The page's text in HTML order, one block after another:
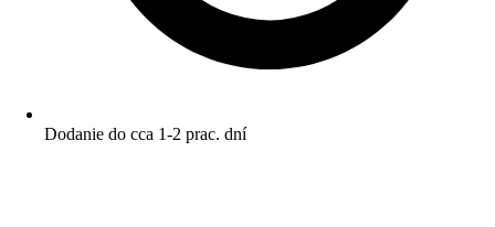
Dodanie do cca 1-2 prac. dní